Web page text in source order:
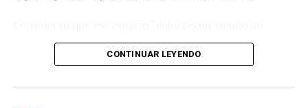
espacio público identitario y no un proyecto
permanente de emprendimientos privados” y a tal fin
cantidad de firmas.
CONTINUAR LEYENDO